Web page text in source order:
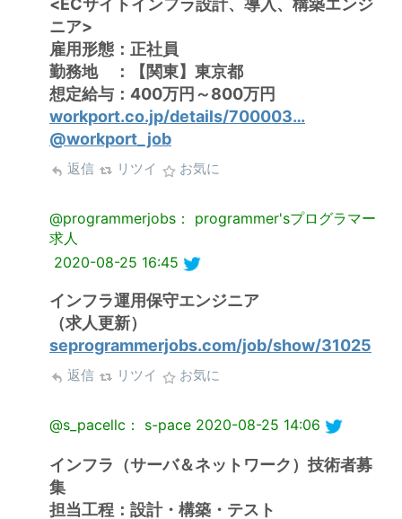
<ECサイトインフラ設計、導入、構築エンジ
ニア>
雇用形態：正社員
勤務地 ：【関東】東京都
想定給与：400万円～800万円
workport.co.jp/details/700003…
@workport_job
返信 リツイ お気に
@programmerjobs： programmer'sプログラマー
求人
2020-08-25 16:45
インフラ運用保守エンジニア
（求人更新）
seprogrammerjobs.com/job/show/31025
返信 リツイ お気に
@s_pacellc： s-pace 2020-08-25 14:06
インフラ（サーバ＆ネットワーク）技術者募
集
担当工程：設計・構築・テスト